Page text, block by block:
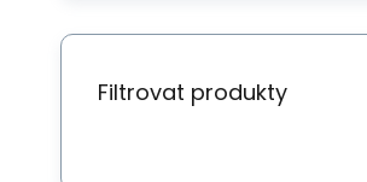
Filtrovat produkty